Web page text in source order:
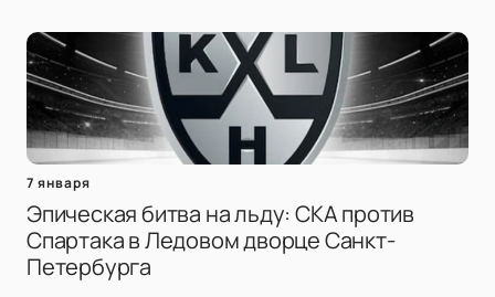
7 января
Эпическая битва на льду: СКА против
Спартака в Ледовом дворце Санкт-
Петербурга